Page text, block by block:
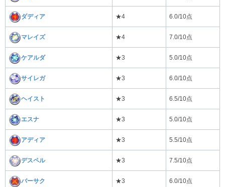
ダディア ★4 6.0/10点
マレイズ ★4 7.0/10点
ケアルダ ★3 5.0/10点
サイレガ ★3 6.0/10点
ヘイスト ★3 6.5/10点
エスナ ★3 5.0/10点
アディア ★3 5.5/10点
デスペル ★3 7.5/10点
バーサク ★3 6.0/10点